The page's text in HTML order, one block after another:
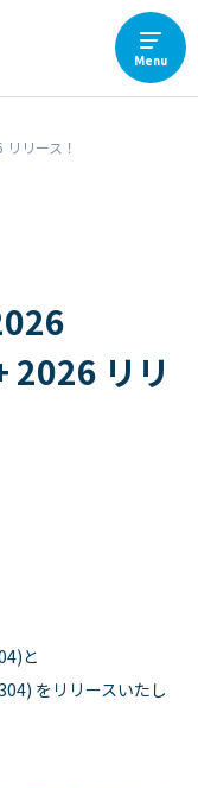
Menu
リース！
リリ
と
をリリースいたし